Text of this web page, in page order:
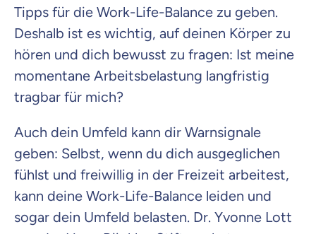
Tipps für die Work-Life-Balance zu geben.
Deshalb ist es wichtig, auf deinen Körper zu
hören und dich bewusst zu fragen: Ist meine
momentane Arbeitsbelastung langfristig
tragbar für mich?
Auch dein Umfeld kann dir Warnsignale
geben: Selbst, wenn du dich ausgeglichen
fühlst und freiwillig in der Freizeit arbeitest,
kann deine Work-Life-Balance leiden und
sogar dein Umfeld belasten. Dr. Yvonne Lott